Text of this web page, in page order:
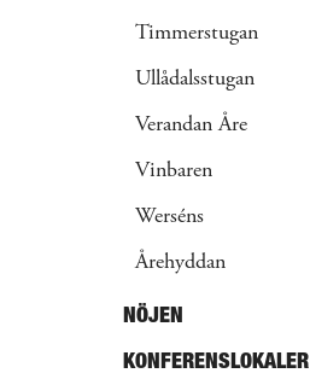
Timmerstugan
Ullådalsstugan
Verandan Åre
Vinbaren
Werséns
Årehyddan
NÖJEN
KONFERENSLOKALER